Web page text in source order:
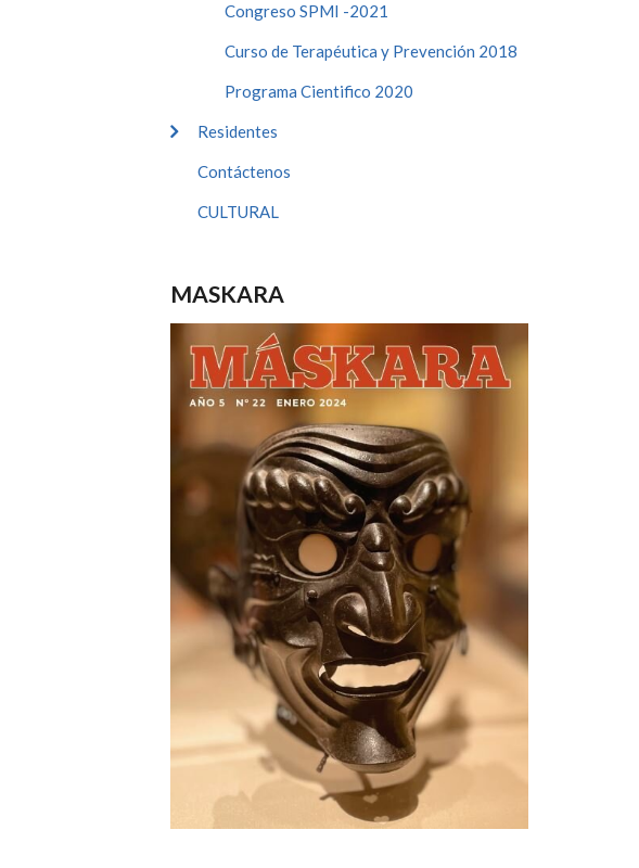
Congreso SPMI -2021
Curso de Terapéutica y Prevención 2018
Programa Cientifico 2020
Residentes
Contáctenos
CULTURAL
MASKARA